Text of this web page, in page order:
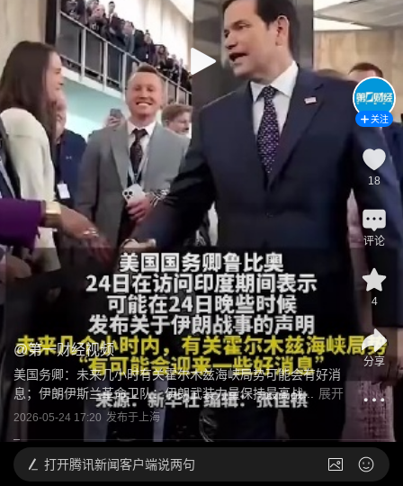
@第一财经视频
美国务卿：未来几小时有关霍尔木兹海峡局势可能会有好消
息；伊朗伊斯兰革命卫队：伊朗武装力量保持最高战...
展开
2026-05-24 17:20 发布于上海
关注
18
评论
4
分享
打开腾讯新闻客户端说两句